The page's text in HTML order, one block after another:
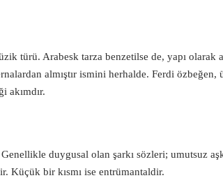
türü. Arabesk tarza benzetilse de, yapı olarak
almıştır ismini herhalde. Ferdi
akımdır.
duygusal olan şarkı sözleri; umutsuz
Küçük bir kısmı ise entrümantaldir.